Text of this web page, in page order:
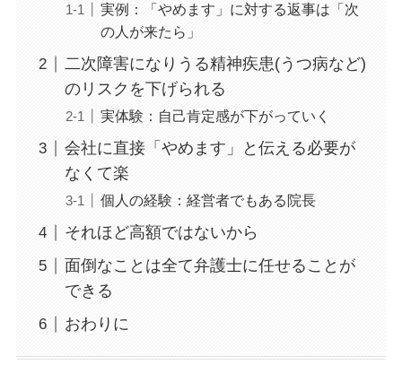
実例：「やめます」に対する返事は「次
の人が来たら」
二次障害になりうる精神疾患(うつ病など)
のリスクを下げられる
実体験：自己肯定感が下がっていく
会社に直接「やめます」と伝える必要が
なくて楽
個人の経験：経営者でもある院長
それほど高額ではないから
面倒なことは全て弁護士に任せることが
できる
おわりに